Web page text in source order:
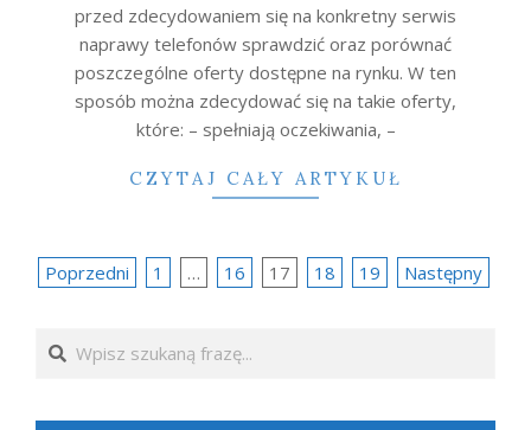
przed zdecydowaniem się na konkretny serwis
naprawy telefonów sprawdzić oraz porównać
poszczególne oferty dostępne na rynku. W ten
sposób można zdecydować się na takie oferty,
które: – spełniają oczekiwania, –
CZYTAJ CAŁY ARTYKUŁ
Nawigacja
wpisach
Poprzedni 1 … 16 17 18 19 Następny
Search